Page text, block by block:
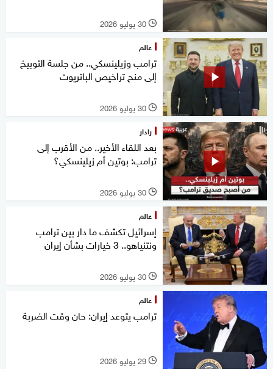
l 30 يوليو 2026
عالم
ترامب وزيلينسكي.. من جلسة التوبيخ
إلى منح تراخيص الباتريوت
l 30 يوليو 2026
رادار
بعد اللقاء الأخير.. من الأقرب إلى
ترامب: بوتين أم زيلينسكي؟
l 30 يوليو 2026
عالم
إسرائيل تكشف ما دار بين ترامب
ونتنياهو.. 3 خيارات بشأن إيران
l 30 يوليو 2026
عالم
ترامب يتوعد إيران: حان وقت الضربة
l 29 يوليو 2026